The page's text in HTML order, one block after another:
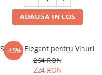
ADAUGA IN COS
-15%
Suport Elegant pentru Vinuri
264 RON
224 RON